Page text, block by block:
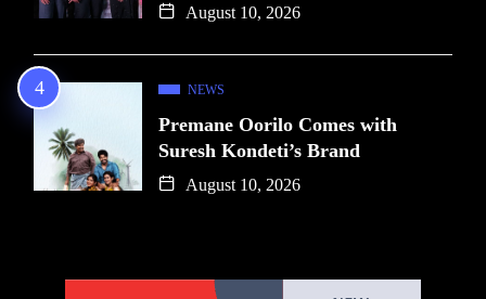
August 10, 2026
NEWS
Premane Oorilo Comes with
Suresh Kondeti’s Brand
August 10, 2026